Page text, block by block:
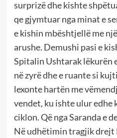
surprizë dhe kishte
qe gjymtuar nga minat e
e kishin mbështjellë me
arushe. Demushi pasi e
Spitalin Ushtarak lëkurën
në zyrë dhe e ruante si
lexonte hartën me
vendet, ku ishte ulur edhe
ciklon. Që nga Saranda e
Në udhëtimin tragjik